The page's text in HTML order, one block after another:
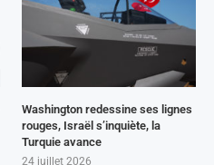
Washington redessine ses lignes
rouges, Israël s’inquiète, la
Turquie avance
24 juillet 2026